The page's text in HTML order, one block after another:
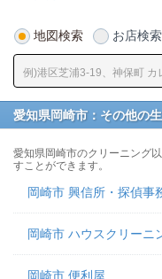
地図検索 お店検索
愛知県岡崎市：その他の
愛知県岡崎市のクリーニング
すことができます。
岡崎市 興信所・探偵事
岡崎市 ハウスクリーニ
岡崎市 便利屋